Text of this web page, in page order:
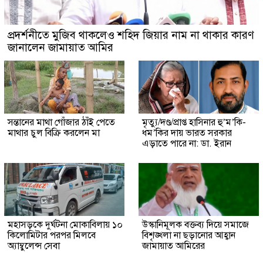
প্রদর্শনীতে মুজিব থাকলেও শহিদ জিয়ার নাম না থাকার কারণ
জানালেন জামায়াত আমির
সন্তানের মাথা গোঁজার ঠাঁই পেতে
মাথার চুল বিক্রি করলেন মা
মৃত্যু/দণ্ড/প্রাপ্ত হাসিনার হু’ম’কি-
ধম’কির দায় ভারত সরকার
এড়াতে পারে না: ডা. ইরান
মহাসড়কে দুর্ঘটনা মোকাবিলায় ১০
কিলোমিটার পরপর মিলবে
অ্যাম্বুলেন্স সেবা
উস্কানিমূলক বক্তব্য দিয়ে সমাজে
বিশৃঙ্খলা না ছড়ানোর আহ্বান
জামায়াত আমিরের